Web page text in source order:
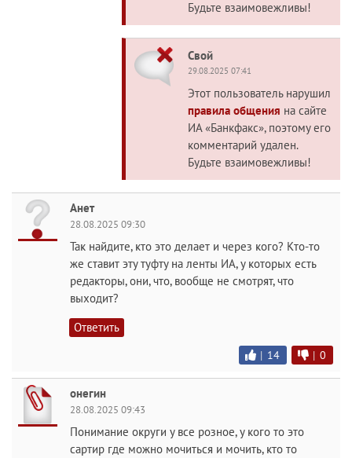
Будьте взаимовежливы!
Свой
29.08.2025 07:41
Этот пользователь нарушил
правила общения на сайте
ИА «Банкфакс», поэтому его
комментарий удален.
Будьте взаимовежливы!
Анет
28.08.2025 09:30
Так найдите, кто это делает и через кого? Кто-то
же ставит эту туфту на ленты ИА, у которых есть
редакторы, они, что, вообще не смотрят, что
выходит?
Ответить
| 14 | 0
онегин
28.08.2025 09:43
Понимание округи у все розное, у кого то это
сартир где можно мочиться и мочить, кто то